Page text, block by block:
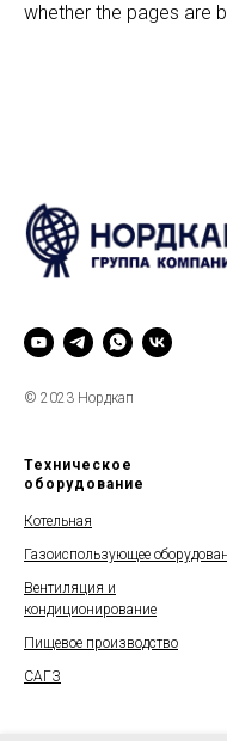
whether the pages are
© 2023 Нордкап
Техническое
оборудование
Котельная
Газоиспользующее
Вентиляция и
кондиционирование
Пищевое производство
САГЗ